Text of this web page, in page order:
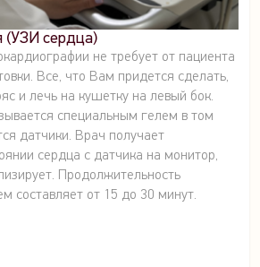
(УЗИ сердца)
не требует от пациента
Все, что Вам придется сделать,
и лечь на кушетку на левый бок.
специальным гелем в том
датчики. Врач получает
сердца с датчика на монитор,
Продолжительность
составляет от 15 до 30 минут.